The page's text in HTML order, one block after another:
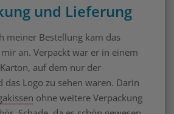
und Lieferung
meiner Bestellung kam das
an. Verpackt war er in einem
auf dem nur der
das Logo zu sehen waren. Darin
ohne weitere Verpackung